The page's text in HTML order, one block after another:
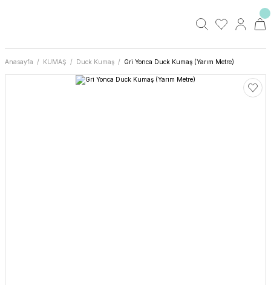
Anasayfa KUMAŞ Duck Kumaş Gri Yonca Duck Kumaş (Yarım Metre)